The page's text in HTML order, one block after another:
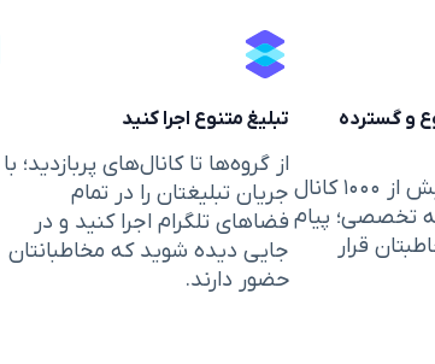
و گسترده
با دسترسی به بیش از ۱۰۰۰ کانال
تخصصی؛ پیام
قرار
تبلیغ متنوع اجرا کنید
از گروه‌ها تا کانال‌های پربازدید؛ با
جریان تبلیغتان را در تمام
فضاهای تلگرام اجرا کنید و در
جایی دیده شوید که مخاطبانتان
حضور دارند.